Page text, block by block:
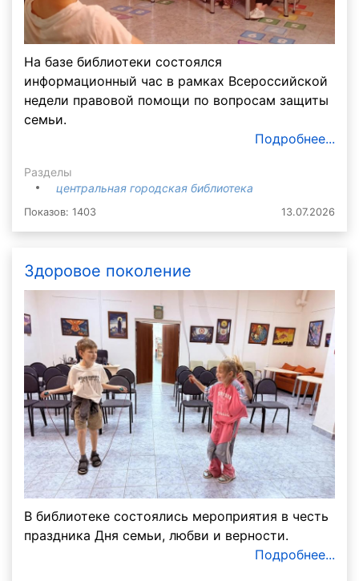
На базе библиотеки состоялся
информационный час в рамках Всероссийской
недели правовой помощи по вопросам защиты
семьи.
Подробнее...
Разделы
центральная городская библиотека
Показов: 1403 13.07.2026
Здоровое поколение
В библиотеке состоялись мероприятия в честь
праздника Дня семьи, любви и верности.
Подробнее...